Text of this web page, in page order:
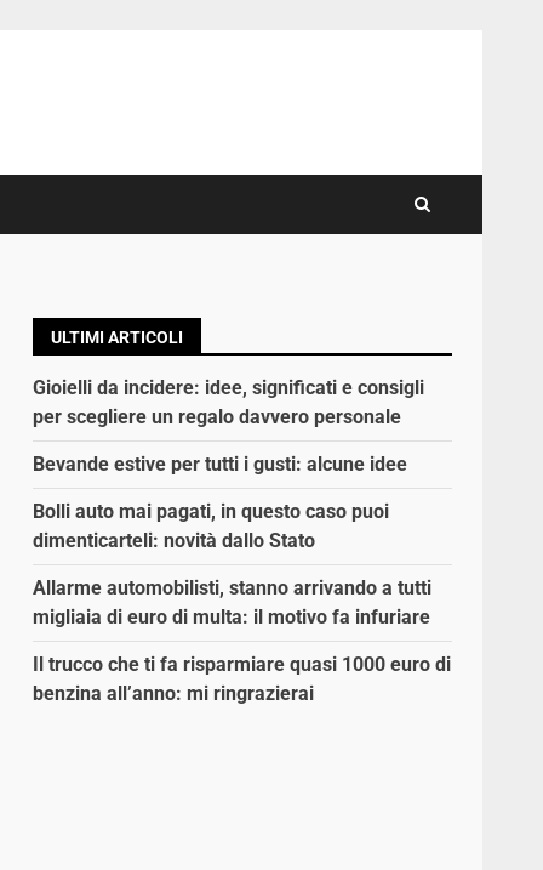
ULTIMI ARTICOLI
Gioielli da incidere: idee, significati e consigli
per scegliere un regalo davvero personale
Bevande estive per tutti i gusti: alcune idee
Bolli auto mai pagati, in questo caso puoi
dimenticarteli: novità dallo Stato
Allarme automobilisti, stanno arrivando a tutti
migliaia di euro di multa: il motivo fa infuriare
Il trucco che ti fa risparmiare quasi 1000 euro di
benzina all’anno: mi ringrazierai